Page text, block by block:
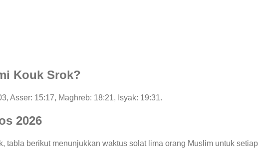
Kouk Srok?
Asser: 15:17, Maghreb: 18:21, Isyak: 19:31.
2026
tabla berikut menunjukkan waktus solat lima orang Muslim untuk